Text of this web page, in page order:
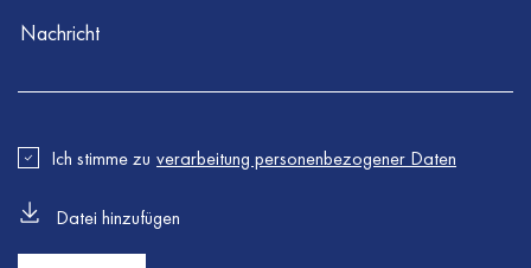
Ich stimme zu verarbeitung personenbezogener Daten
Datei hinzufügen